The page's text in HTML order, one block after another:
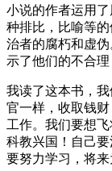
小说的作者运用
种排比，比喻等
治者的腐朽和虚
示了他们的不合理
我读了这本书，
官一样，收取钱
工作。我们要想
科教兴国！自己
要努力学习，将来